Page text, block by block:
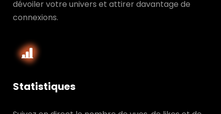
dévoiler votre univers et attirer davantage de
connexions.
Statistiques